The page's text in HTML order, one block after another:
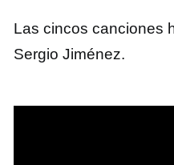
Las cincos canciones
Sergio Jiménez.